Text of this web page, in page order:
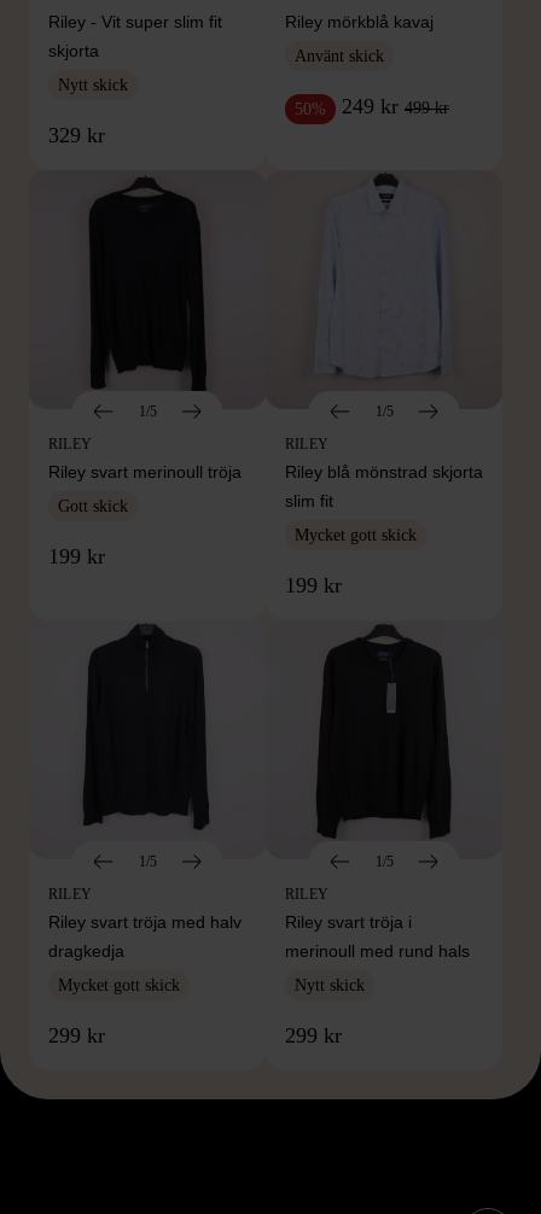
Riley - Vit super slim fit
skjorta
Nytt skick
329 kr
Riley mörkblå kavaj
Använt skick
50% 249 kr 499 kr
1/5
RILEY
Riley svart merinoull tröja
Gott skick
199 kr
1/5
RILEY
Riley blå mönstrad skjorta
slim fit
Mycket gott skick
199 kr
1/5
RILEY
Riley svart tröja med halv
dragkedja
Mycket gott skick
299 kr
1/5
RILEY
Riley svart tröja i
merinoull med rund hals
Nytt skick
299 kr